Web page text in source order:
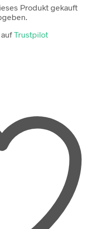
Produkt gekauft
Trustpilot